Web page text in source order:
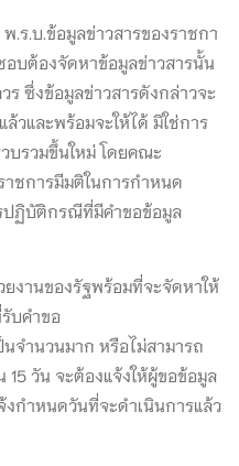
พ.ร.บ.ข้อมูลข่าวสารของราชกา
บต้องจัดหาข้อมูลข่าวสารนั้น
ร ซึ่งข้อมูลข่าวสารดังกล่าวจะ
วและพร้อมจะให้ได้ มิใช่การ
บรวมขึ้นใหม่ โดยคณะ
าชการมีมติในการกำหนด
ปฏิบัติกรณีที่มีคำขอข้อมูล
งานของรัฐพร้อมที่จะจัดหาให้
บคำขอ
จำนวนมาก หรือไม่สามารถ
15 วัน จะต้องแจ้งให้ผู้ขอข้อมูล
งกำหนดวันที่จะดำเนินการแล้ว